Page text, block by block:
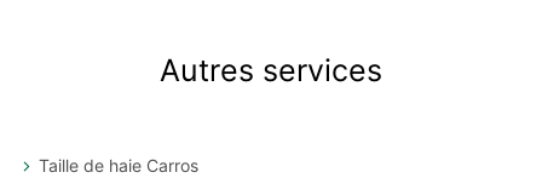
Autres services
Taille de haie Carros